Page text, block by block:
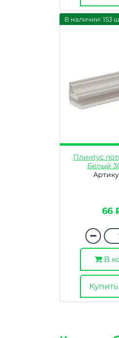
В наличии: 153
Плинтус
Белый
66
В
Купить